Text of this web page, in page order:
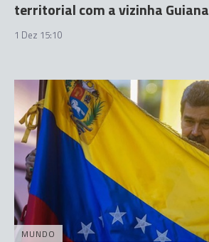
territorial com a vizinha Guiana
1 Dez 15:10
MUNDO